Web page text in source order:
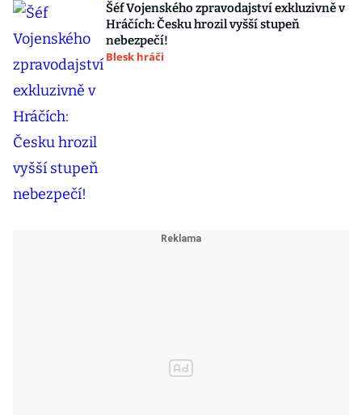
Šéf Vojenského zpravodajství exkluzivně v
Hráčích: Česku hrozil vyšší stupeň
nebezpečí!
Blesk hráči